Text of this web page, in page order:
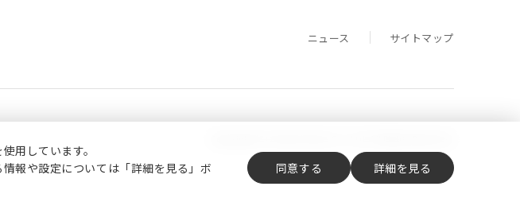
ニュース サイトマップ
用しています。
報や設定については「詳細を見る」ボ
同意する 詳細を見る